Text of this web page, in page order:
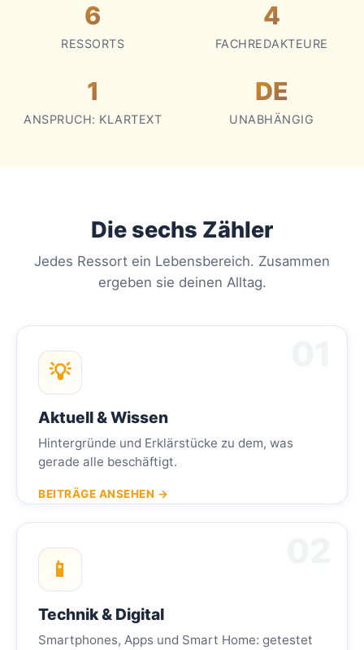
6
RESSORTS
4
FACHREDAKTEURE
1
ANSPRUCH: KLARTEXT
DE
UNABHÄNGIG
Die sechs Zähler
Jedes Ressort ein Lebensbereich. Zusammen
ergeben sie deinen Alltag.
💡
Aktuell & Wissen
Hintergründe und Erklärstücke zu dem, was
gerade alle beschäftigt.
BEITRÄGE ANSEHEN →
📱
Technik & Digital
Smartphones, Apps und Smart Home: getestet